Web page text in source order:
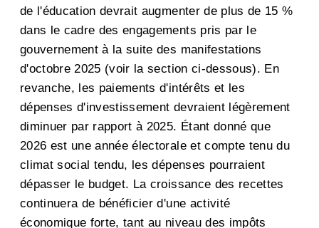
de l'éducation devrait augmenter de plus de 15 %
dans le cadre des engagements pris par le
gouvernement à la suite des manifestations
d'octobre 2025 (voir la section ci-dessous). En
revanche, les paiements d'intérêts et les
dépenses d'investissement devraient légèrement
diminuer par rapport à 2025. Étant donné que
2026 est une année électorale et compte tenu du
climat social tendu, les dépenses pourraient
dépasser le budget. La croissance des recettes
continuera de bénéficier d'une activité
économique forte, tant au niveau des impôts